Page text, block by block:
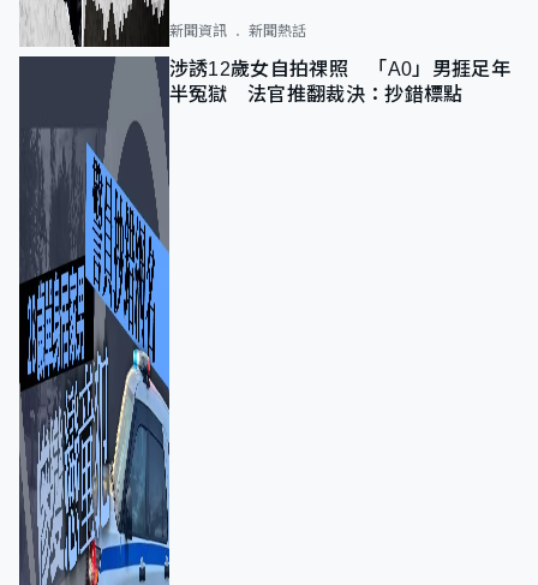
新聞資訊 新聞熱話
涉誘12歲女自拍祼照 「A0」男捱足年
半冤獄 法官推翻裁決：抄錯標點